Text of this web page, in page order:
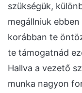
szükségük,
megállniuk
korábban te
te támogatnád
Hallva a vezető
munka nagyon